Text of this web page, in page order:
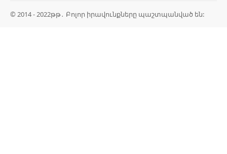
© 2014 - 2022թթ․ Բոլոր իրավունքները պաշտպանված են: